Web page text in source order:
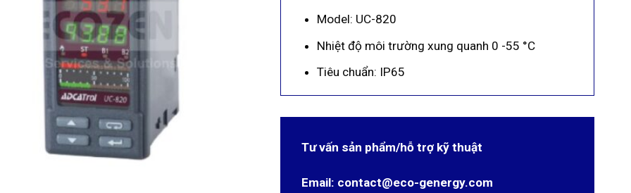
Model: UC-820
Nhiệt độ môi trường xung quanh 0 -55 °C
Tiêu chuẩn: IP65
Tư vấn sản phẩm/hỗ trợ kỹ thuật
Email: contact@eco-genergy.com